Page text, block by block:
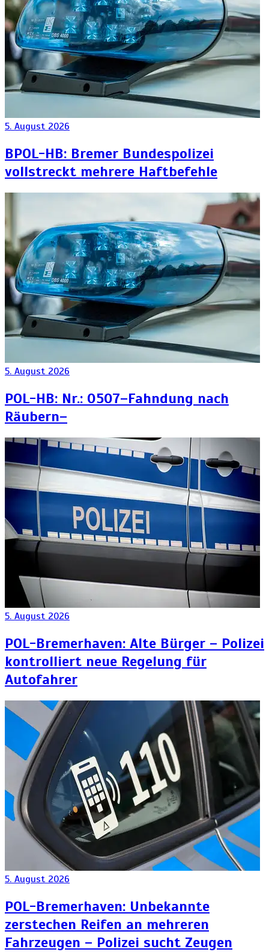
5. August 2026
BPOL-HB: Bremer Bundespolizei
vollstreckt mehrere Haftbefehle
5. August 2026
POL-HB: Nr.: 0507–Fahndung nach
Räubern–
5. August 2026
POL-Bremerhaven: Alte Bürger – Polizei
kontrolliert neue Regelung für
Autofahrer
5. August 2026
POL-Bremerhaven: Unbekannte
zerstechen Reifen an mehreren
Fahrzeugen – Polizei sucht Zeugen